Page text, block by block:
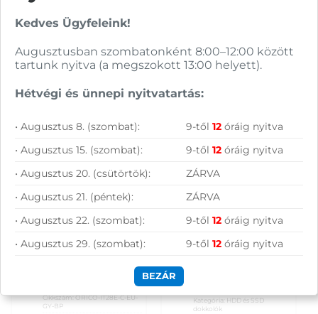
SSD/HDD dokkoló,
M.2 NVMe + 2,5″/3,5″
klón funkció
24 990Ft
Összevet
SSD/HDD dokkoló,
Cikkszám:ORICO-IT28E-C-EU-
GY-BP
dokkoló HDD/SSD-
hez klónozási
35 590Ft
Összevet
dokkoló HDD/SSD-
Kategória:HDD és SSD
dokkolók
Kedves Ügyfeleink!
Augusztusban szombatonként 8:00–12:00 között
tartunk nyitva (a megszokott 13:00 helyett).
Hétvégi és ünnepi nyitvatartás:
• Augusztus 8. (szombat): 9-től12 óráig nyitva
• Augusztus 15. (szombat):
9-től12 óráig nyitva
• Augusztus 20. (csütörtök):
ZÁRVA
• Augusztus 21. (péntek):
ZÁRVA
• Augusztus 22. (szombat):
9-től12 óráig nyitva
• Augusztus 29. (szombat):
9-től12 óráig nyitva
BEZÁR